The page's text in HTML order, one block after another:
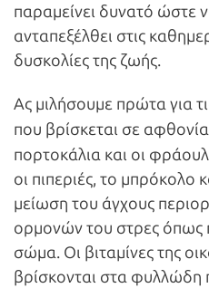
παραμείνει δυνατό ώστε
ανταπεξέλθει στις
δυσκολίες της ζωής.
Ας μιλήσουμε πρώτα για
που βρίσκεται σε
πορτοκάλια και οι
οι πιπεριές, το μπρόκολο
μείωση του άγχους
ορμονών του στρες όπως
σώμα. Οι βιταμίνες της
βρίσκονται στα φυλλώδη